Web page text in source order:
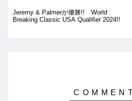
Jeremy & Palmerが優勝!! World
Breaking Classic USA Qualifier 2024!!